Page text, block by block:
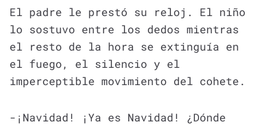
El padre le prestó su reloj. El niño
lo sostuvo entre los dedos mientras
el resto de la hora se extinguía en
el fuego, el silencio y el
imperceptible movimiento del cohete.
-¡Navidad! ¡Ya es Navidad! ¿Dónde